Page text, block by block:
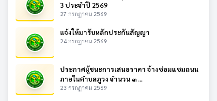
3 ประจำปี 2569
27 กรกฎาคม 2569
แจ้งให้มารับหลักประกันสัญญา
24 กรกฎาคม 2569
ประกาศผู้ชนะการเสนอราคา จ้างซ่อมแซมถนน
ภายในตำบลภูวง จำนวน ๓ ...
23 กรกฎาคม 2569